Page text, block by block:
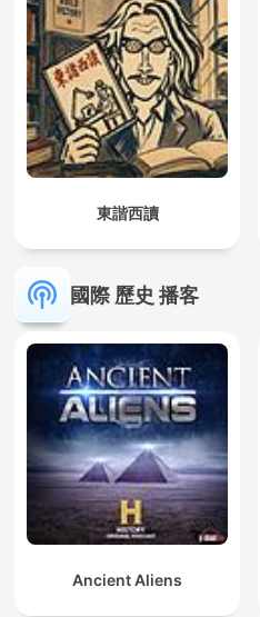
東諧西讀
國際 歷史 播客
Ancient Aliens